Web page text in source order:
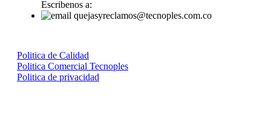
Escribenos a:
quejasyreclamos@tecnoples.com.co
Politica de Calidad
Politica Comercial Tecnoples
Politica de privacidad